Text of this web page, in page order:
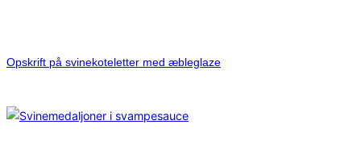
Opskrift på svinekoteletter med æbleglaze